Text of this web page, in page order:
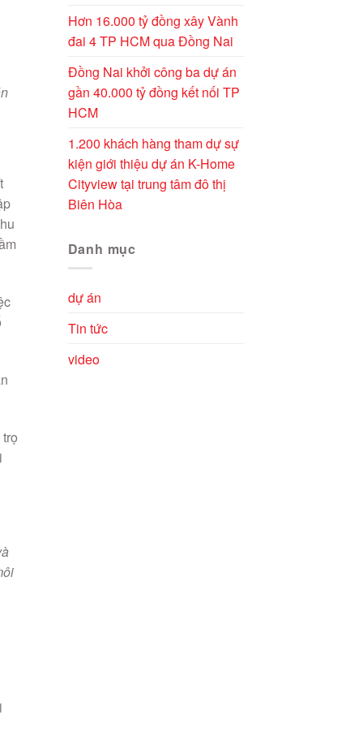
Hơn 16.000 tỷ đồng xây Vành
đai 4 TP HCM qua Đồng Nai
Đồng Nai khởi công ba dự án
gần 40.000 tỷ đồng kết nối TP
HCM
1.200 khách hàng tham dự sự
kiện giới thiệu dự án K-Home
Cityview tại trung tâm đô thị
Biên Hòa
Danh mục
dự án
Tin tức
video